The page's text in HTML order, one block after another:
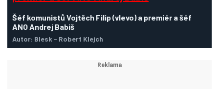
Šéf komunistů Vojtěch Filip (vlevo) a premiér a šéf
ANO Andrej Babiš
Autor: Blesk - Robert Klejch